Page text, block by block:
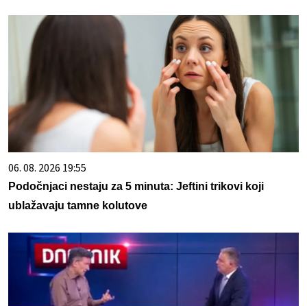
06. 08. 2026 19:55
Podočnjaci nestaju za 5 minuta: Jeftini trikovi koji
ublažavaju tamne kolutove